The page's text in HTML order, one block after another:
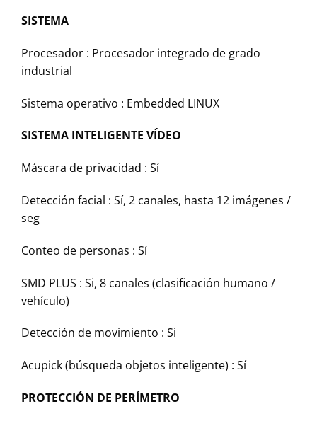
SISTEMA
Procesador : Procesador integrado de grado
industrial
Sistema operativo : Embedded LINUX
SISTEMA INTELIGENTE VÍDEO
Máscara de privacidad : Sí
Detección facial : Sí, 2 canales, hasta 12 imágenes /
seg
Conteo de personas : Sí
SMD PLUS : Si, 8 canales (clasificación humano /
vehículo)
Detección de movimiento : Si
Acupick (búsqueda objetos inteligente) : Sí
PROTECCIÓN DE PERÍMETRO